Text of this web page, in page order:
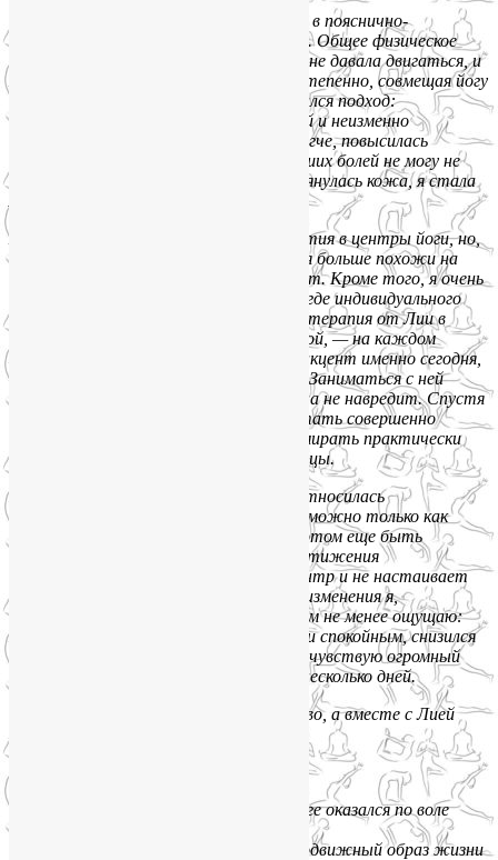
«К Лие я обратилась с двумя грыжами в пояснично-
крестцовом отделе и жуткими болями. Общее физическое
состояние было ужасное: боль в спине не давала двигаться, и
я быстро потеряла форму. Начали постепенно, совмещая йогу
с элементами ЛФК. Мне очень понравился подход:
доброжелательный, профессиональный и неизменно
оптимистичный. Спине сразу стало легче, повысилась
выносливость и гибкость. Кроме ушедших болей не могу не
отметить и внешние изменения: подтянулась кожа, я стала
Я пробовала ходить на групповые занятия в центры йоги, но,
к сожалению, в таких центрах занятия больше похожи на
аэробику и об оздоровлении речи не идет. Кроме того, я очень
боялась травмироваться на занятиях, где индивидуального
подхода просто не может быть. Йоготерапия от Лии в
сочетании с индивидуальной программой, — на каждом
занятии мы решаем, на что ставить акцент именно сегодня,
— показывает отличные результаты. Заниматься с ней
спокойно: знаешь и чувствуешь, что она не навредит. Спустя
полгода занятий 1,5 часа стали пролетать совершенно
незаметно, хотя вначале я начинала умирать практически
сразу, настолько атрофировались мыщцы.
Надо отметить, что к йоге я всегда относилась
скептически: казалось, заниматься ею можно только как
духовной практикой, желательно при этом еще быть
вегетарианцем и петь мантры для достижения
просветления. Лия не поет со мной мантр и не настаивает
на этом, но определенные внутренние изменения я,
достаточно приземленный человек, тем не менее ощущаю:
характер стал более уравновешенным и спокойным, снизился
общий уровень стресса, после занятий чувствую огромный
прилив энергии, которого хватает на несколько дней.
Одним словом, йога — это очень здорово, а вместе с Лией
«С Лией работаем уже полгода. На йоге оказался по воле
компанию с девушкой. Веду не самый подвижный образ жизни